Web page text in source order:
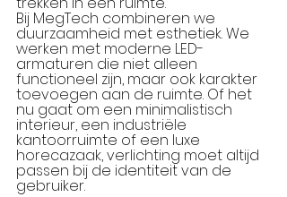
Bij MegTech combineren we
duurzaamheid met esthetiek. We
werken met moderne LED-
armaturen die niet alleen
functioneel zijn, maar ook karakter
toevoegen aan de ruimte. Of het
nu gaat om een minimalistisch
interieur, een industriële
kantoorruimte of een luxe
horecazaak, verlichting moet altijd
passen bij de identiteit van de
gebruiker.